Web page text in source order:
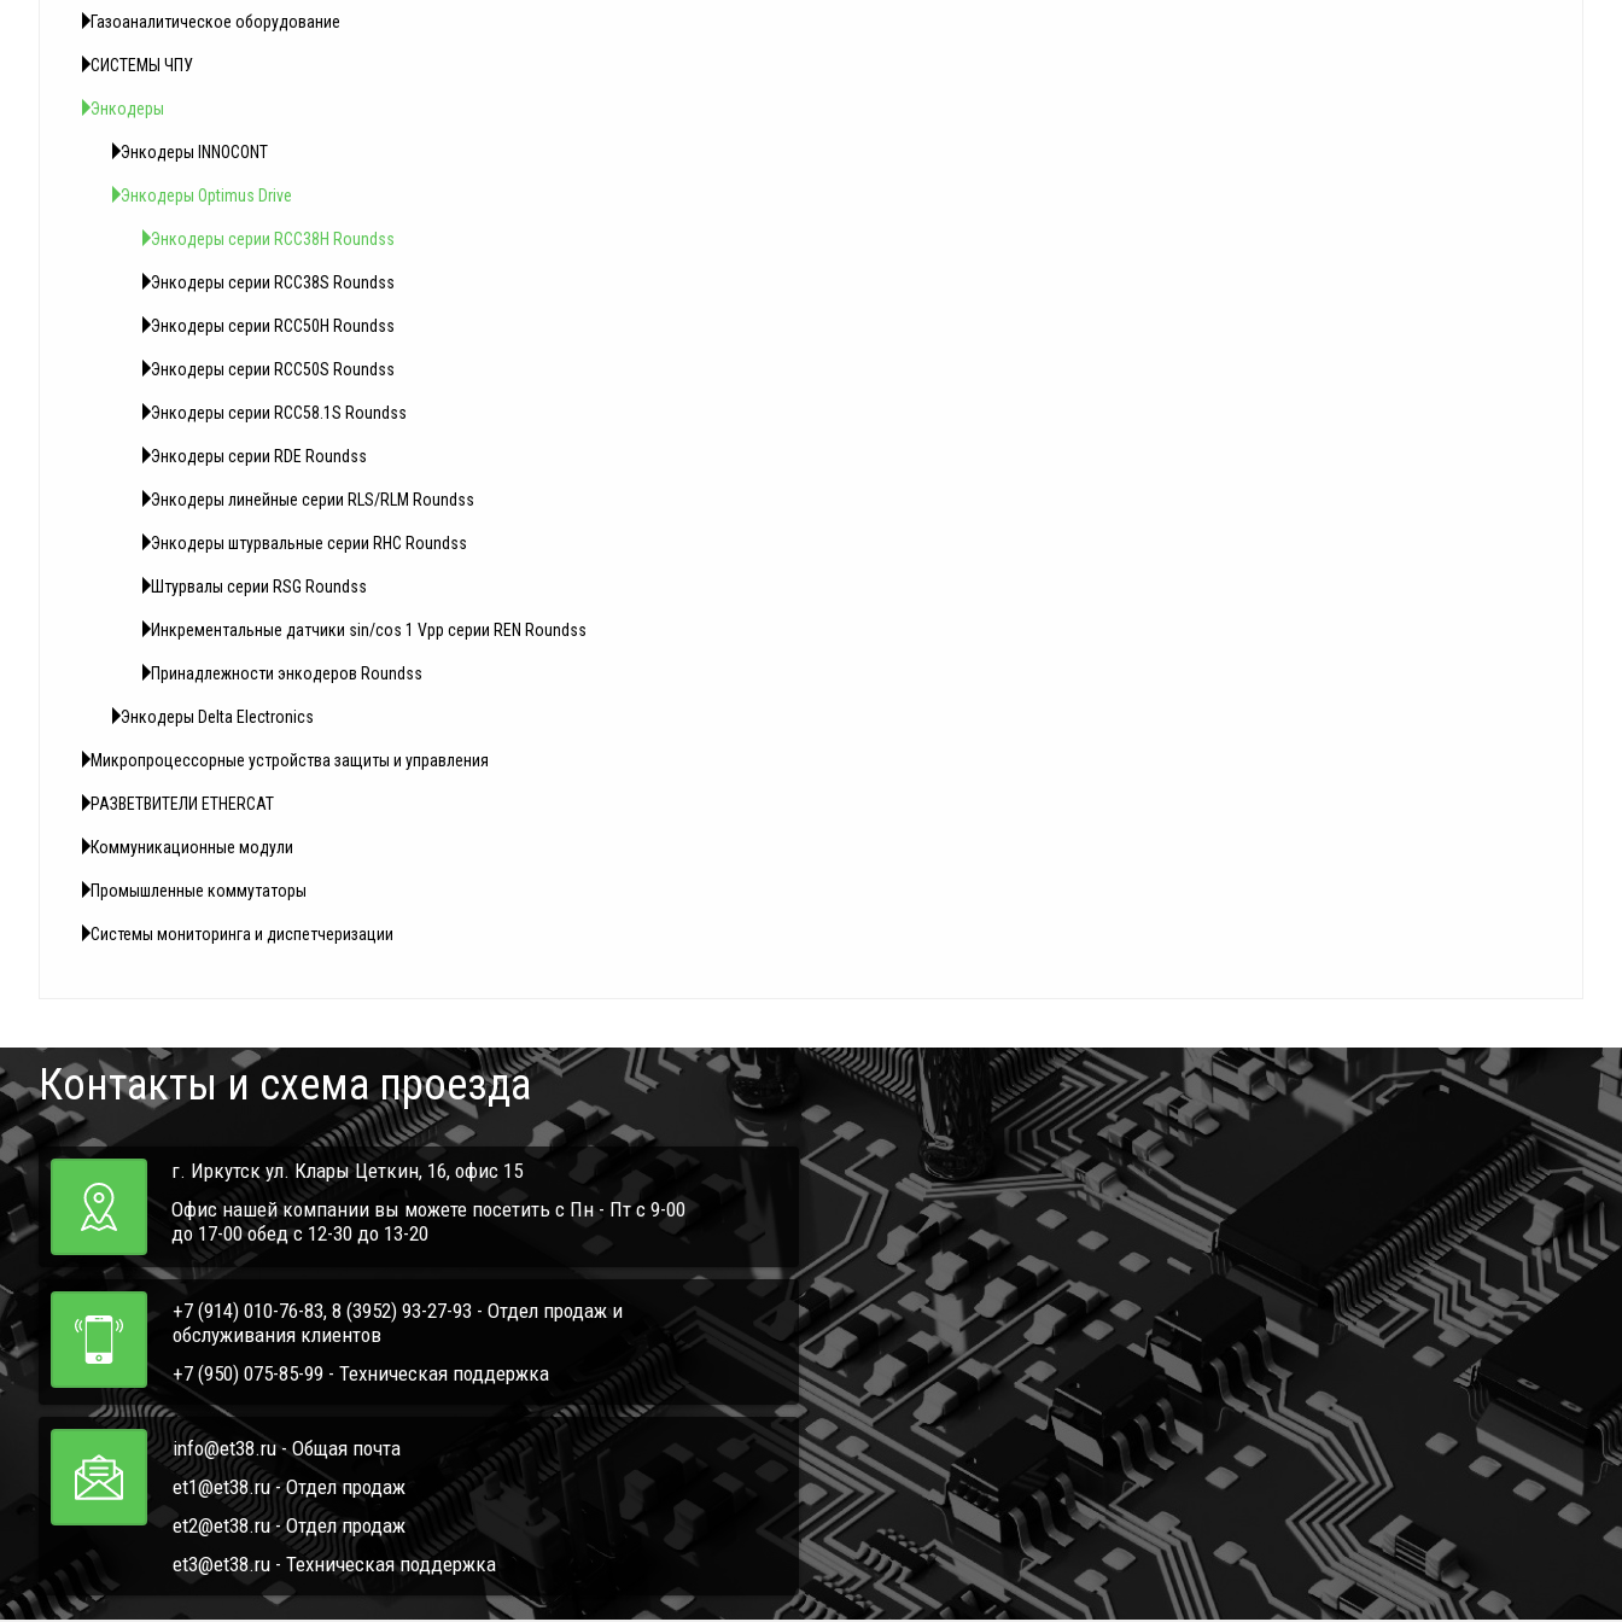
Газоаналитическое оборудование
СИСТЕМЫ ЧПУ
Энкодеры
Энкодеры INNOCONT
Энкодеры Optimus Drive
Энкодеры серии RCC38Н Roundss
Энкодеры серии RCC38S Roundss
Энкодеры серии RCC50Н Roundss
Энкодеры серии RCC50S Roundss
Энкодеры серии RCC58.1S Roundss
Энкодеры серии RDE Roundss
Энкодеры линейные серии RLS/RLM Roundss
Энкодеры штурвальные серии RHC Roundss
Штурвалы серии RSG Roundss
Инкрементальные датчики sin/cos 1 Vpp серии REN Roundss
Принадлежности энкодеров Roundss
Энкодеры Delta Electronics
Микропроцессорные устройства защиты и управления
РАЗВЕТВИТЕЛИ ETHERCAT
Коммуникационные модули
Промышленные коммутаторы
Системы мониторинга и диспетчеризации
Контакты и схема проезда
г. Иркутск ул. Клары Цеткин, 16, офис 15
Офис нашей компании вы можете посетить с Пн - Пт с 9-00
до 17-00 обед с 12-30 до 13-20
+7 (914) 010-76-83, 8 (3952) 93-27-93 - Отдел продаж и
обслуживания клиентов
+7 (950) 075-85-99 - Техническая поддержка
info@et38.ru - Общая почта
et1@et38.ru - Отдел продаж
et2@et38.ru - Отдел продаж
et3@et38.ru - Техническая поддержка